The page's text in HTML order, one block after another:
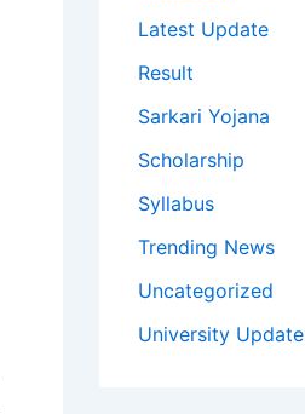
Latest Update
Result
Sarkari Yojana
Scholarship
Syllabus
Trending News
Uncategorized
University Update